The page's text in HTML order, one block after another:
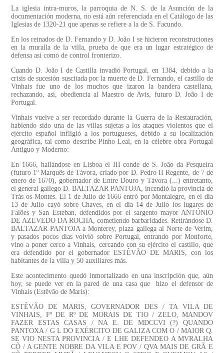
La iglesia intra-muros, la parroquia de N. S. de la Asunción de la
documentación moderna, no está aún referenciada en el Catálogo de las
Iglesias de 1320-21 que apenas se refiere a la de S. Facundo.
En los reinados de D. Fernando y D. João I se hicieron reconstruciones
en la muralla de la villa, prueba de que era un lugar estratégico de
defensa así como de control fronterizo.
Cuando D. João I de Castilla invadió Portugal, en 1384, debido a la
crisis de sucesión suscitada por la muerte de D. Fernando, el castillo de
Vinhais fue uno de los muchos que izaron la bandera castellana,
rechazando, así, obediencia al Maestro de Avis, futuro D. João I de
Portugal.
Vinhais vuelve a ser recordado durante la Guerra de la Restauración,
habiendo sido una de las villas sujetas a los ataques violentos que el
ejército español infligió a los portugueses, debido a su localización
geográfica, tal como describe Pinho Leal, en la célebre obra Portugal
Antiguo y Moderno:
En 1666, hallándose en Lisboa el III conde de S. João da Pesqueira
(futuro 1º Marquês de Távora, criado por D. Pedro II Regente, de 7 de
enero de 1670), gobernador de Entre Douro y Távora (...) entretanto,
el general gallego D. BALTAZAR PANTOJA, incendió la província de
Trás-os-Montes. El 1 de Julio de 1666 entró por Montalegre, en el dia
13 de Julio cayó sobre Chaves, en el dia 14 de Julio los lugares de
Faiões y San Esteban, defendidos por el sargento mayor ANTÓNIO
DE AZEVEDO DA ROCHA, cometiendo barbaridades. Retirándose D.
BALTAZAR PANTOJA a Monterey, plaza gallega al Norte de Verim,
y pasados pocos dias volvió sobre Portugal, entrando por Monforte,
vino a poner cerco a Vinhais, cercando con su ejército el castillo, que
era defendido por el gobernador ESTÊVÃO DE MARIS, con los
habitantes de la villa y 50 auxiliares más.
Este acontecimento quedó inmortalizado en una inscripción que, aún
hoy, se puede ver en la pared de una casa que hizo el defensor de
Vinhais (Estêvão de Maris):
ESTÊVÃO DE MARIS, GOVERNADOR DES / TA VILA DE
VINHAIS, Fº DE Rº DE MORAIS DE TIO / ZELO, MANDOV
FAZER ESTAS CASAS / NA E. DE MDCCVI (?) QUANDO
PANTOXA / G L DO EXÉRCITO DE GALIZA COM O / MAIOR Q.
SE VIO NESTA PROVINCIA / E LHE DEFENDEO A MVRALHA
CÕ / A GENTE NOBRE DA VILA E POV / QVA MAIS DE GRÃ E